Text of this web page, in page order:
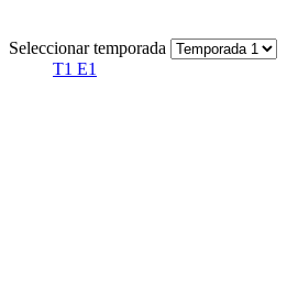
Seleccionar temporada
T1 E1